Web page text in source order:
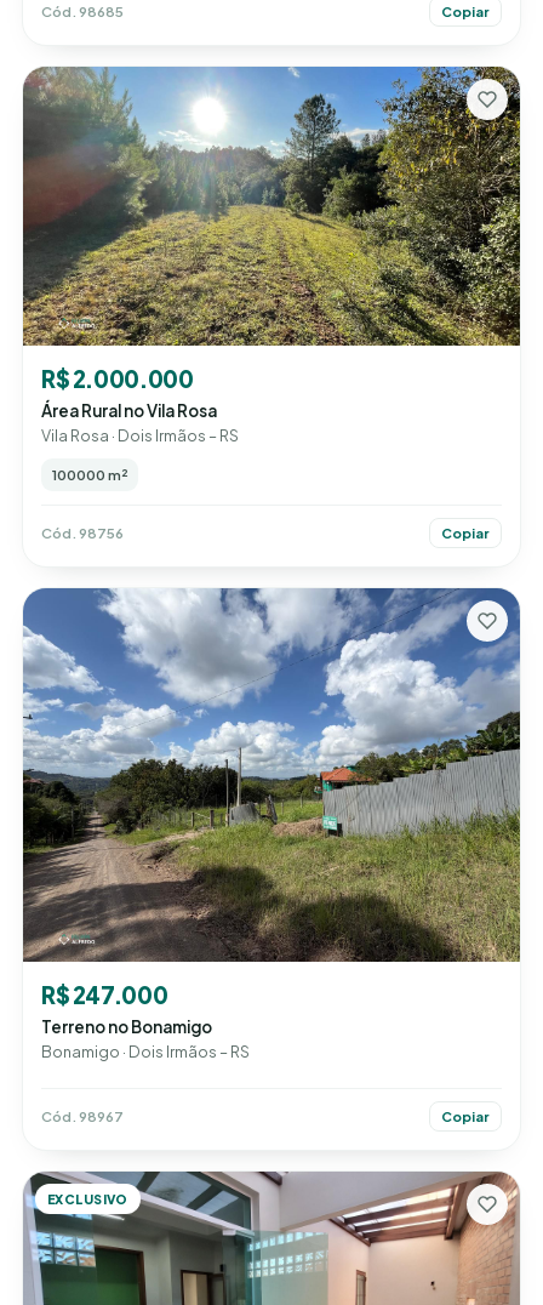
Cód. 98685 Copiar
R$ 2.000.000
Área Rural no Vila Rosa
Vila Rosa · Dois Irmãos – RS
100000 m²
Cód. 98756 Copiar
R$ 247.000
Terreno no Bonamigo
Bonamigo · Dois Irmãos – RS
Cód. 98967 Copiar
EXCLUSIVO